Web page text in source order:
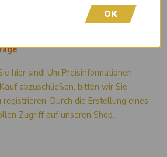
hier sind! Um Preisinformationen
abzuschließen, bitten wir Sie
Durch die Erstellung eines
Zugriff auf unseren Shop.
OK